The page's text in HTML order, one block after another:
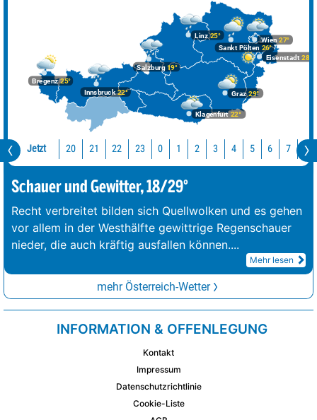
Bregenz25°
Graz29°
Innsbruck22°
Klagenfurt 22°
Linz25°
Salzburg19°
Wien 27°
Eisenstadt 28°
Sankt Pölten 26°
Jetzt 20 21 22 23 0 1 2 3 4 5 6 7 8
Schauer und Gewitter, 18/29°
Recht verbreitet bilden sich Quellwolken und es gehen
vor allem in der Westhälfte gewittrige Regenschauer
nieder, die auch kräftig ausfallen können....
Mehr lesen
mehr Österreich-Wetter
INFORMATION & OFFENLEGUNG
Kontakt
Impressum
Datenschutzrichtlinie
Cookie-Liste